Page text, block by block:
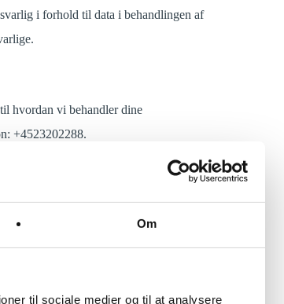
Om
til sociale medier og til at analysere
i forhold til data i behandlingen af
hvordan vi behandler dine
+4523202288.
data og at du er orienteret om, at vi gør
også kaldet privatlivspolitik.